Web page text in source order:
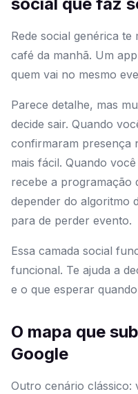
social que faz
Rede social genérica
café da manhã. Um
quem vai no mesmo
Parece detalhe, mas
decide sair. Quando
confirmaram presença
mais fácil. Quando
recebe a programação
depender do algoritmo
para de perder evento.
Essa camada social
funcional. Te ajuda a
e o que esperar
O mapa que
Google
Outro cenário clássico: